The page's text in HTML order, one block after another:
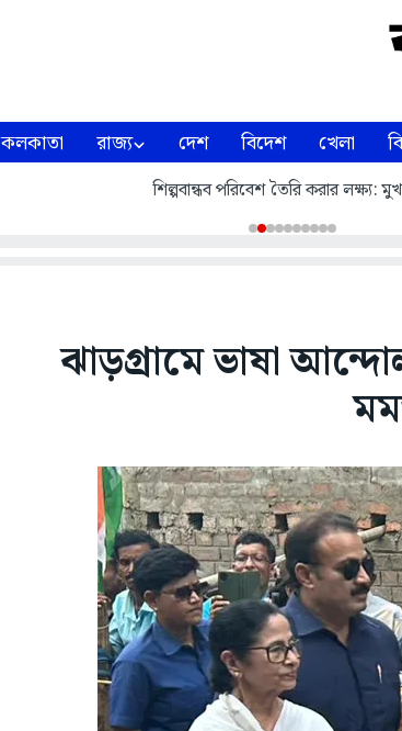
কলকাতা রাজ্য দেশ বিদেশ খেলা
শিল্পবান্ধব পরিবেশ তৈরি করার লক্ষ্য:
ঝাড়গ্রামে ভাষা